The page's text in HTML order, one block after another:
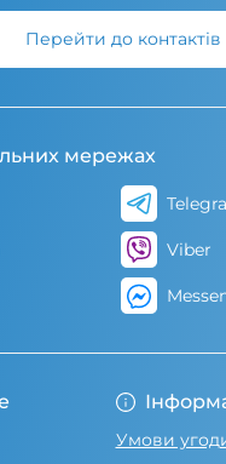
Перейти до контактів
Умови
мережах
Viber